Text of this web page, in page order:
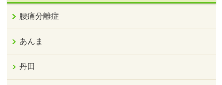
腰痛分離症
あんま
丹田